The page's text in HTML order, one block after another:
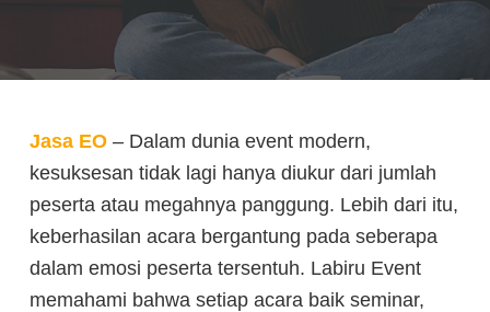
Jasa EO – Dalam dunia event modern,
kesuksesan tidak lagi hanya diukur dari jumlah
peserta atau megahnya panggung. Lebih dari itu,
keberhasilan acara bergantung pada seberapa
dalam emosi peserta tersentuh. Labiru Event
memahami bahwa setiap acara baik seminar,